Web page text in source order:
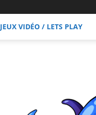
JEUX VIDÉO / LETS PLAY